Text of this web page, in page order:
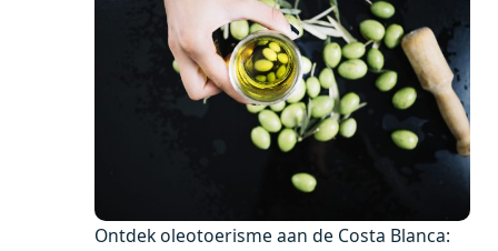
Ontdek oleotoerisme aan de Costa Blanca: